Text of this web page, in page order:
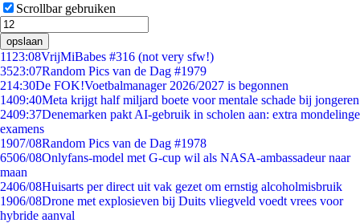
Scrollbar gebruiken
opslaan
11 23:08VrijMiBabes #316 (not very sfw!)
3523:07Random Pics van de Dag #1979
214:30De FOK!Voetbalmanager 2026/2027 is begonnen
1409:40Meta krijgt half miljard boete voor mentale schade bij jongeren
2409:37Denemarken pakt AI-gebruik in scholen aan: extra mondelinge
examens
1907/08Random Pics van de Dag #1978
6506/08Onlyfans-model met G-cup wil als NASA-ambassadeur naar
maan
2406/08Huisarts per direct uit vak gezet om ernstig alcoholmisbruik
1906/08Drone met explosieven bij Duits vliegveld voedt vrees voor
hybride aanval